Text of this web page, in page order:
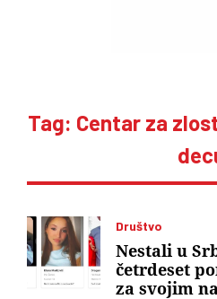
Tag: Centar za
Društvo
Nestali u
četrdeset
za svojim